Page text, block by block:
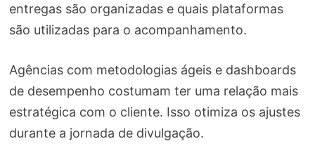
entregas são organizadas e quais plataformas
são utilizadas para o acompanhamento.
Agências com metodologias ágeis e dashboards
de desempenho costumam ter uma relação mais
estratégica com o cliente. Isso otimiza os ajustes
durante a jornada de divulgação.